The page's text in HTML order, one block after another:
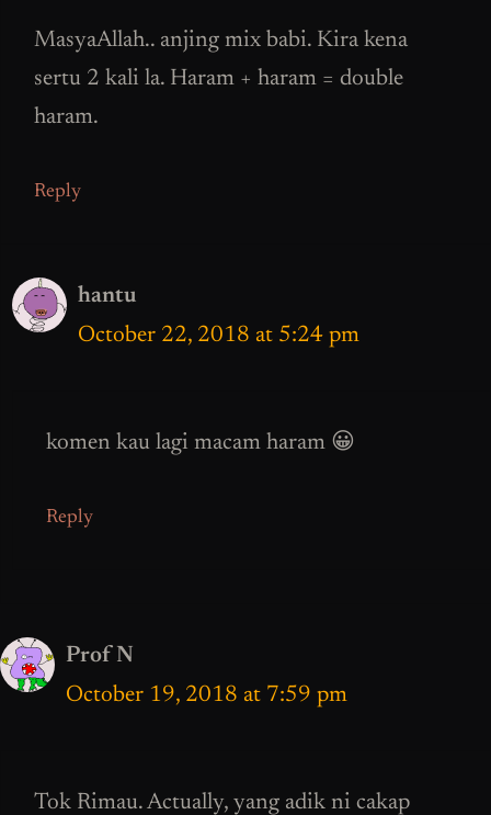
MasyaAllah.. anjing mix babi. Kira kena
sertu 2 kali la. Haram + haram = double
haram.
Reply
hantu
October 22, 2018 at 5:24 pm
komen kau lagi macam haram 😀
Reply
Prof N
October 19, 2018 at 7:59 pm
Tok Rimau. Actually, yang adik ni cakap